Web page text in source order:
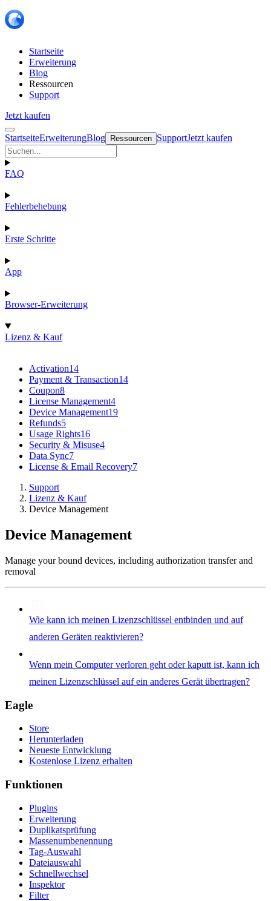
Startseite
Erweiterung
Blog
Ressourcen
Support
Jetzt kaufen
StartseiteErweiterungBlog Ressourcen SupportJetzt kaufen
FAQ
Fehlerbehebung
Erste Schritte
App
Browser-Erweiterung
Lizenz & Kauf
Activation14
Payment & Transaction14
Coupon8
License Management4
Device Management19
Refunds5
Usage Rights16
Security & Misuse4
Data Sync7
License & Email Recovery7
Support
Lizenz & Kauf
Device Management
Device Management
Manage your bound devices, including authorization transfer and
removal
Wie kann ich meinen Lizenzschlüssel entbinden und auf
anderen Geräten reaktivieren?
Wenn mein Computer verloren geht oder kaputt ist, kann ich
meinen Lizenzschlüssel auf ein anderes Gerät übertragen?
Eagle
Store
Herunterladen
Neueste Entwicklung
Kostenlose Lizenz erhalten
Funktionen
Plugins
Erweiterung
Duplikatsprüfung
Massenumbenennung
Tag-Auswahl
Dateiauswahl
Schnellwechsel
Inspektor
Filter